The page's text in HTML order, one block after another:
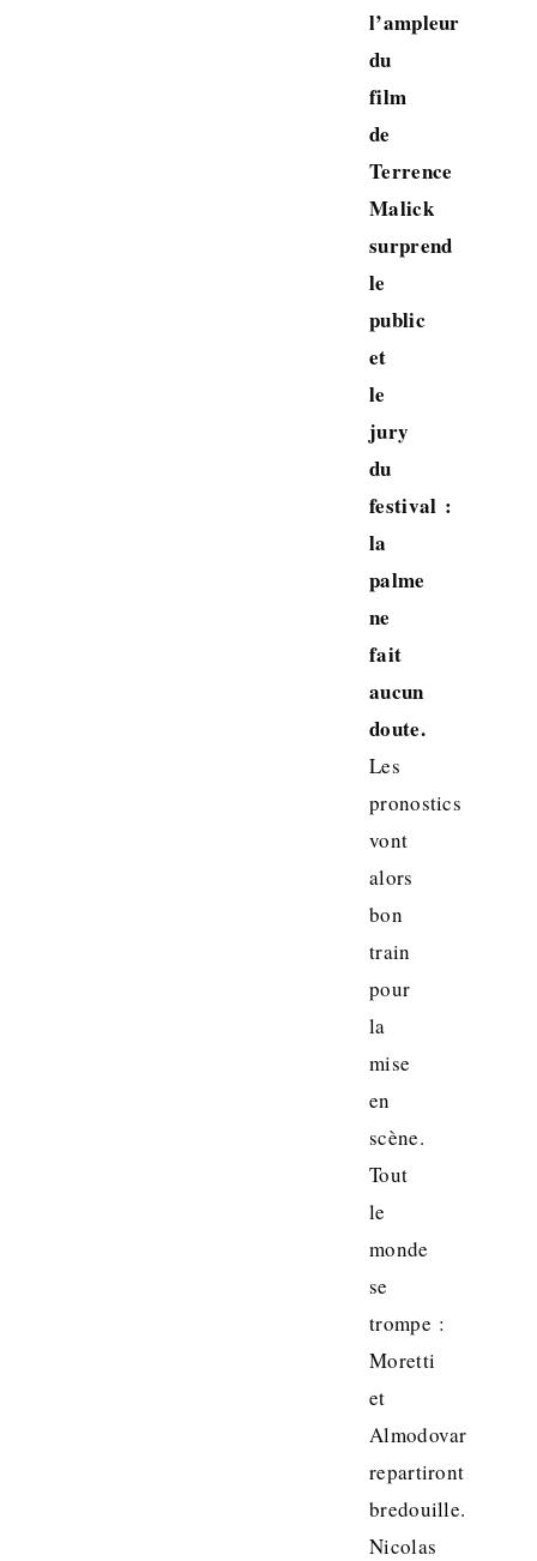
l’ampleur
du
film
de
Terrence
Malick
surprend
le
public
et
le
jury
du
festival :
la
palme
ne
fait
aucun
doute.
Les
pronostics
vont
alors
bon
train
pour
la
mise
en
scène.
Tout
le
monde
se
trompe :
Moretti
et
Almodovar
repartiront
bredouille.
Nicolas